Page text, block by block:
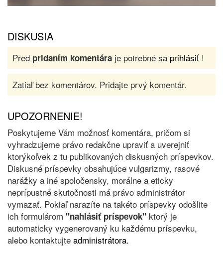
DISKUSIA
Pred pridaním komentára je potrebné sa prihlásiť!
Zatiaľ bez komentárov. Pridajte prvý komentár.
UPOZORNENIE!
Poskytujeme Vám možnosť komentára, pričom si
vyhradzujeme právo redakčne upraviť a uverejniť
ktorýkoľvek z tu publikovaných diskusných príspevkov.
Diskusné príspevky obsahujúce vulgarizmy, rasové
narážky a iné spoločensky, morálne a eticky
neprípustné skutočnosti má právo administrátor
vymazať. Pokiaľ narazíte na takéto príspevky odošlite
ich formulárom "nahlásiť príspevok" ktorý je
automaticky vygenerovaný ku každému príspevku,
alebo kontaktujte administrátora.